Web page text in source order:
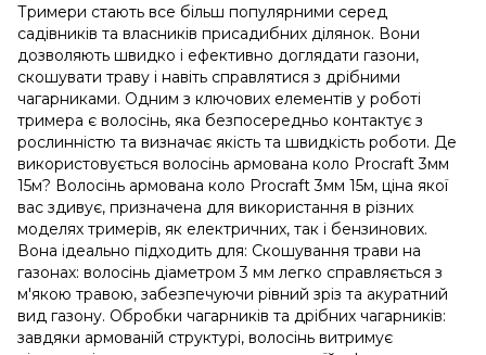
Тримери стають все більш популярними серед
садівників та власників присадибних ділянок. Вони
дозволяють швидко і ефективно доглядати газони,
скошувати траву і навіть справлятися з дрібними
чагарниками. Одним з ключових елементів у роботі
тримера є волосінь, яка безпосередньо контактує з
рослинністю та визначає якість та швидкість роботи. Де
використовується волосінь армована коло Procraft 3мм
15м? Волосінь армована коло Procraft 3мм 15м, ціна якої
вас здивує, призначена для використання в різних
моделях тримерів, як електричних, так і бензинових.
Вона ідеально підходить для: Скошування трави на
газонах: волосінь діаметром 3 мм легко справляється з
м'якою травою, забезпечуючи рівний зріз та акуратний
вид газону. Обробки чагарників та дрібних чагарників:
завдяки армованій структурі, волосінь витримує